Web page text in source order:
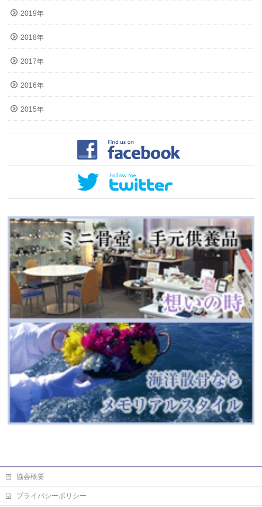
2019年
2018年
2017年
2016年
2015年
協会概要
プライバシーポリシー